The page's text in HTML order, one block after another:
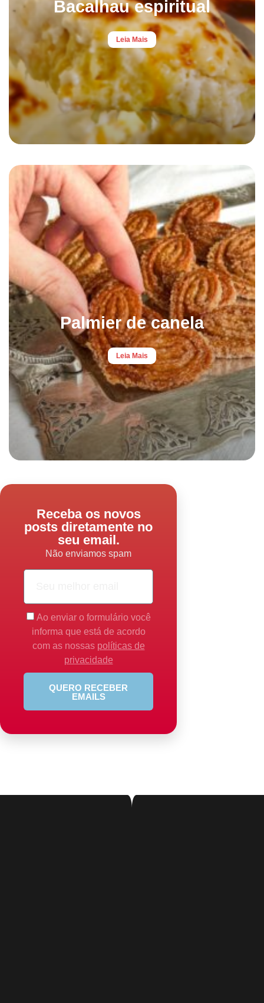
Bacalhau espiritual
Leia Mais
Palmier de canela
Leia Mais
Receba os novos
posts diretamente no
seu email.
Não enviamos spam
Ao enviar o formulário você
informa que está de acordo
com as nossas políticas de
privacidade
QUERO RECEBER
EMAILS